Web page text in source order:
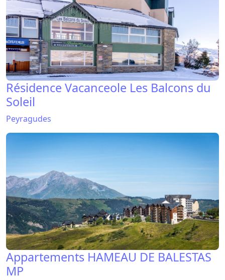
Résidence Vacanceole Les Balcons du
Soleil
Peyragudes
Appartements HAMEAU DE BALESTAS
MP